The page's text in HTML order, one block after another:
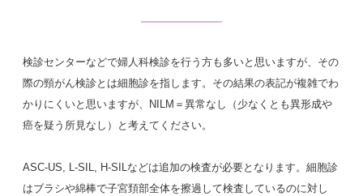
検診センターなどで婦人科検診を行う方も多いと思いますが、その
際の頸がん検診とは細胞診を指します。その結果の表記が複雑でわ
かりにくいと思いますが、NILM＝異常なし（少なくとも異形成や
癌を疑う所見なし）と考えてください。
ASC-US, L-SIL, H-SILなどは追加の検査が必要となります。細胞診
はブラシや綿棒で子宮頚部全体を擦過して検査しているのに対し